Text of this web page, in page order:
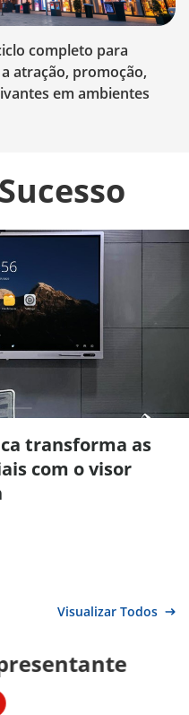
completo para
atração, promoção,
em ambientes
transforma as
com o visor
Visualizar Todos